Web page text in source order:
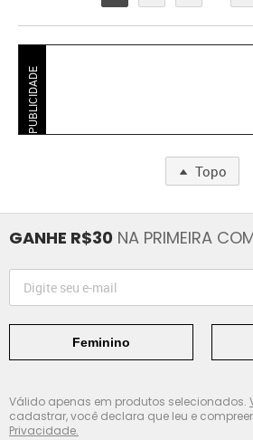
PUBLICIDADE
Topo
GANHE R$30 NA PRIMEIRA
Feminino
Válido apenas em produtos selecionados.
cadastrar, você declara que leu e
Privacidade.